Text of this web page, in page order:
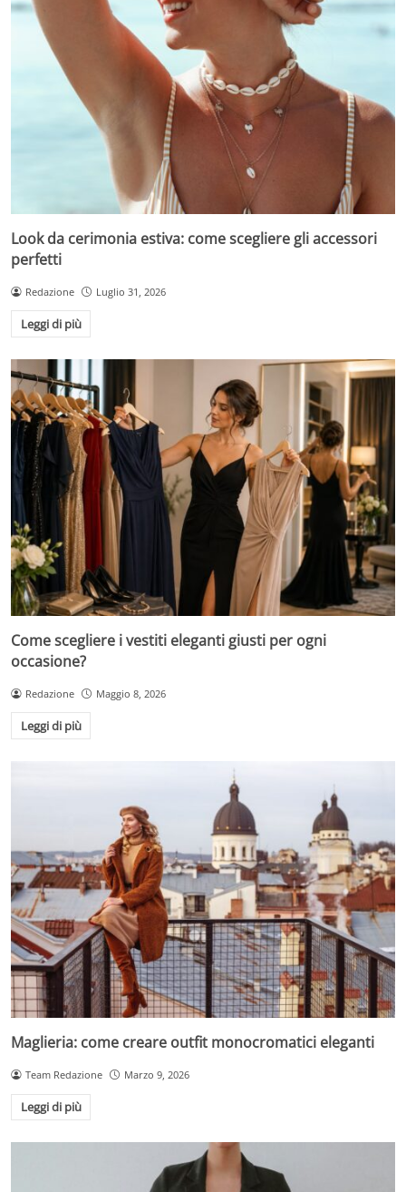
Look da cerimonia estiva: come scegliere gli accessori
perfetti
Redazione Luglio 31, 2026
Leggi di più
Come scegliere i vestiti eleganti giusti per ogni
occasione?
Redazione Maggio 8, 2026
Leggi di più
Maglieria: come creare outfit monocromatici eleganti
Team Redazione Marzo 9, 2026
Leggi di più